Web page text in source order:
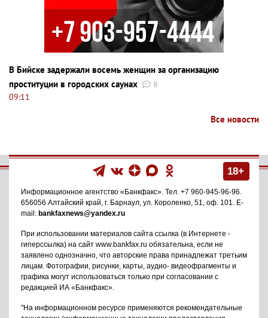
В Бийске задержали восемь женщин за организацию
проституции в городских саунах
8
09:11
Все новости
18+
Информационное агентство «Банкфакс» . Тел. +7 960-945-96-96
656056 Алтайский край, г. Барнаул ул. Короленко, 51, оф. 101
. E-
mail: bankfaxnews@yandex.ru
При использовании материалов сайта ссылка (в Интернете -
гиперссылка) на сайт www.bankfax.ru обязательна, если не
заявлено однозначно, что авторские права принадлежат третьим
лицам. Фотографии, рисунки, карты, аудио- видеофрагменты и
графика могут использоваться только при согласовании с
редакцией ИА «Банкфакс».
"На информационном ресурсе применяются рекомендательные